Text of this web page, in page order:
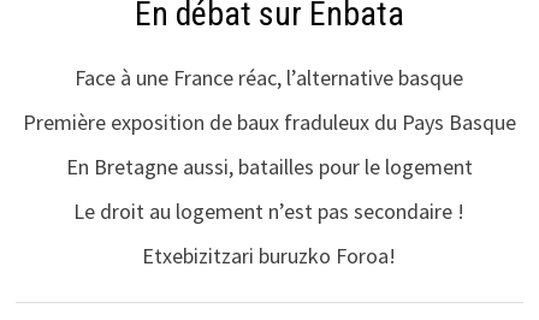
En débat sur Enbata
Face à une France réac, l’alternative basque
Première exposition de baux fraduleux du Pays Basque
En Bretagne aussi, batailles pour le logement
Le droit au logement n’est pas secondaire !
Etxebizitzari buruzko Foroa!